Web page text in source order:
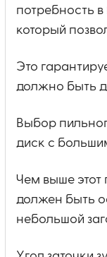
потребность
который
Это
должно быть
Выбор
диск с
Чем выше этот
должен быть
небольшой